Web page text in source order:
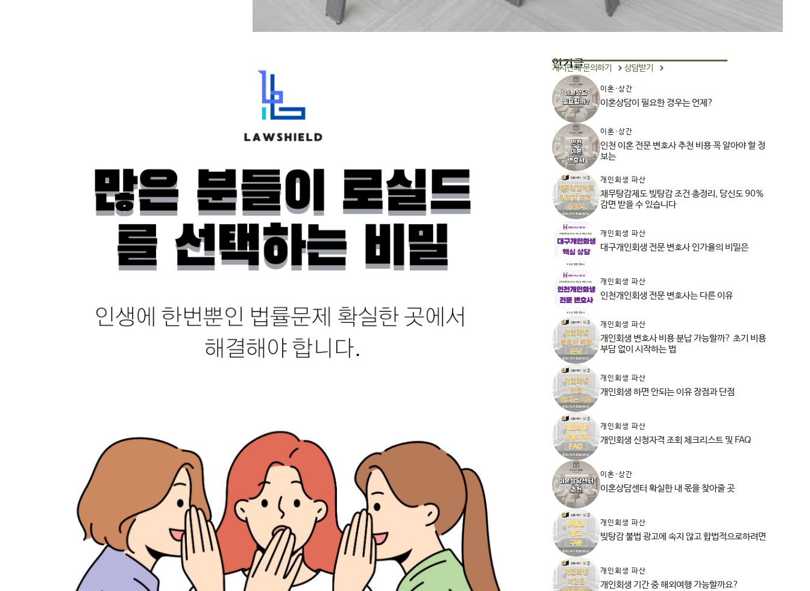
인기글
게시판에 문의하기 상담받기
이혼·상간
이혼상담이 필요한 경우는 언제?
이혼·상간
인천 이혼 전문 변호사 추천 비용 꼭 알아야 할 정
보는
개인회생 파산
채무탕감제도 빚탕감 조건 총정리, 당신도 90%
감면 받을 수 있습니다
개인회생 파산
대구개인회생 전문 변호사 인가율의 비밀은
개인회생 파산
인천개인회생 전문 변호사는 다른 이유
개인회생 파산
개인회생 변호사 비용 분납 가능할까? 초기 비용
부담 없이 시작하는 법
개인회생 파산
개인회생 하면 안되는 이유 장점과 단점
개인회생 파산
개인회생 신청자격 조회 체크리스트 및 FAQ
이혼·상간
이혼상담센터 확실한 내 몫을 찾아줄 곳
개인회생 파산
빚탕감 불법 광고에 속지 않고 합법적으로하려면
개인회생 파산
개인회생 기간 중 해외여행 가능할까요?